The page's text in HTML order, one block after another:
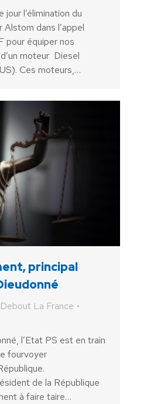
l’élimination du
dans l’appel
pour équiper nos
moteur Diesel
Ces moteurs,…
principal
Debout La France
l’Etat PS est en train
fourvoyer
de la République
à faire taire…